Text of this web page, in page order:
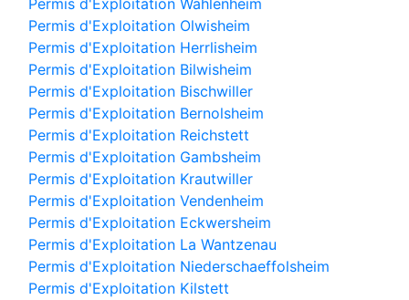
Permis d'Exploitation Wahlenheim
Permis d'Exploitation Olwisheim
Permis d'Exploitation Herrlisheim
Permis d'Exploitation Bilwisheim
Permis d'Exploitation Bischwiller
Permis d'Exploitation Bernolsheim
Permis d'Exploitation Reichstett
Permis d'Exploitation Gambsheim
Permis d'Exploitation Krautwiller
Permis d'Exploitation Vendenheim
Permis d'Exploitation Eckwersheim
Permis d'Exploitation La Wantzenau
Permis d'Exploitation Niederschaeffolsheim
Permis d'Exploitation Kilstett